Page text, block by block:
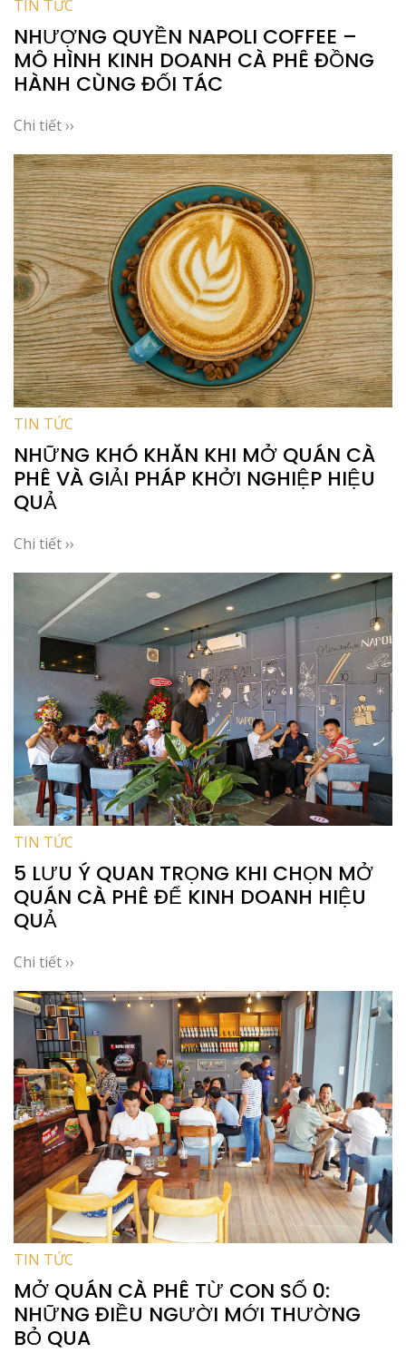
TIN TỨC
NHƯỢNG QUYỀN NAPOLI COFFEE –
MÔ HÌNH KINH DOANH CÀ PHÊ ĐỒNG
HÀNH CÙNG ĐỐI TÁC
Chi tiết ››
TIN TỨC
NHỮNG KHÓ KHĂN KHI MỞ QUÁN CÀ
PHÊ VÀ GIẢI PHÁP KHỞI NGHIỆP HIỆU
QUẢ
Chi tiết ››
TIN TỨC
5 LƯU Ý QUAN TRỌNG KHI CHỌN MỞ
QUÁN CÀ PHÊ ĐỂ KINH DOANH HIỆU
QUẢ
Chi tiết ››
TIN TỨC
MỞ QUÁN CÀ PHÊ TỪ CON SỐ 0:
NHỮNG ĐIỀU NGƯỜI MỚI THƯỜNG
BỎ QUA